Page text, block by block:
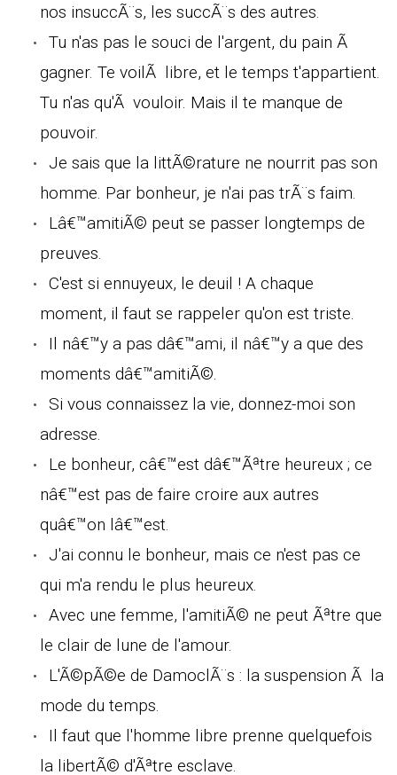
nos insuccÃ¨s, les succÃ¨s des autres.
Tu n'as pas le souci de l'argent, du pain Ã
gagner. Te voilÃ libre, et le temps t'appartient.
Tu n'as qu'Ã vouloir. Mais il te manque de
pouvoir.
Je sais que la littÃ©rature ne nourrit pas son
homme. Par bonheur, je n'ai pas trÃ¨s faim.
Lâ€™amitiÃ© peut se passer longtemps de
preuves.
C'est si ennuyeux, le deuil ! A chaque
moment, il faut se rappeler qu'on est triste.
Il nâ€™y a pas dâ€™ami, il nâ€™y a que des
moments dâ€™amitiÃ©.
Si vous connaissez la vie, donnez-moi son
adresse.
Le bonheur, câ€™est dâ€™Ãªtre heureux ; ce
nâ€™est pas de faire croire aux autres
quâ€™on lâ€™est.
J'ai connu le bonheur, mais ce n'est pas ce
qui m'a rendu le plus heureux.
Avec une femme, l'amitiÃ© ne peut Ãªtre que
le clair de lune de l'amour.
L'Ã©pÃ©e de DamoclÃ¨s : la suspension Ã la
mode du temps.
Il faut que l'homme libre prenne quelquefois
la libertÃ© d'Ãªtre esclave.